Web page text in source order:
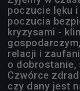
poczucie lęku
poczucia
kryzysami -
relacji i
o dobrostanie,
Czwórce
czy dany jest